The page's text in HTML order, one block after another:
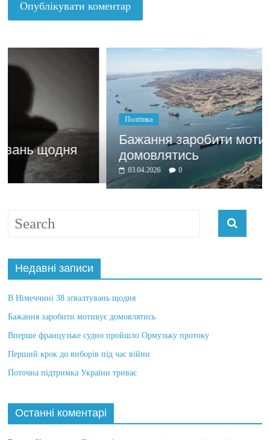
Політика
Бажання заробити мотивує
домовлятись
03.04.2026
Недавні записи
В Німеччині 38 зґвалтувань щодня
Бажання заробити мотивує домовлятись
Вперше французьке судно пройшло Ормузьку протоку
Перший крок до виборів під час війни
Поточна підтримка України триває
Останні коментарі